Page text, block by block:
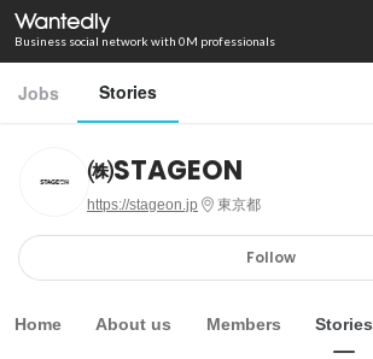
Business social network with 0M professionals
Jobs Stories
㈱STAGEON
https://stageon.jp 東京都
Follow
Home About us Members Stories